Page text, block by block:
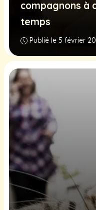
compagnons à
temps
Publié le 5 février